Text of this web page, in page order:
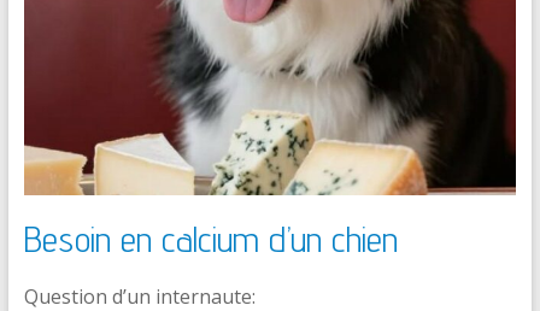
Besoin en calcium d’un chien
Question d’un internaute: